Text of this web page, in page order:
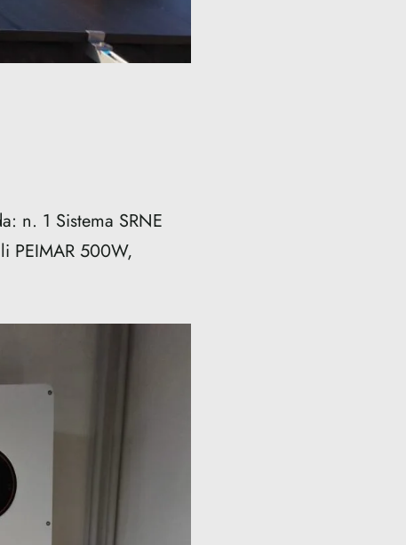
n. 1 Sistema SRNE
PEIMAR 500W,